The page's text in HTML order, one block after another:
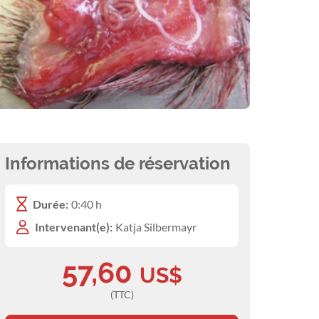
Informations de réservation
Durée: 0:40 h
Intervenant(e): Katja Silbermayr
57,60 US$
(TTC)